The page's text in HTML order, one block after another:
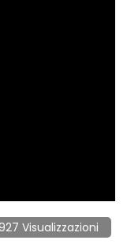
Visualizzazioni